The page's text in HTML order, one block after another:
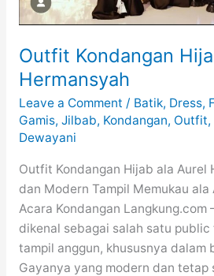
Outfit Kondangan
Hermansyah
Leave a Comment / Batik, Dress,
Gamis, Jilbab, Kondangan, Outfit,
Dewayani
Outfit Kondangan Hijab ala Aurel
dan Modern Tampil Memukau
Acara Kondangan Langkung.com
dikenal sebagai salah satu
tampil anggun, khususnya dalam
Gayanya yang modern dan tetap